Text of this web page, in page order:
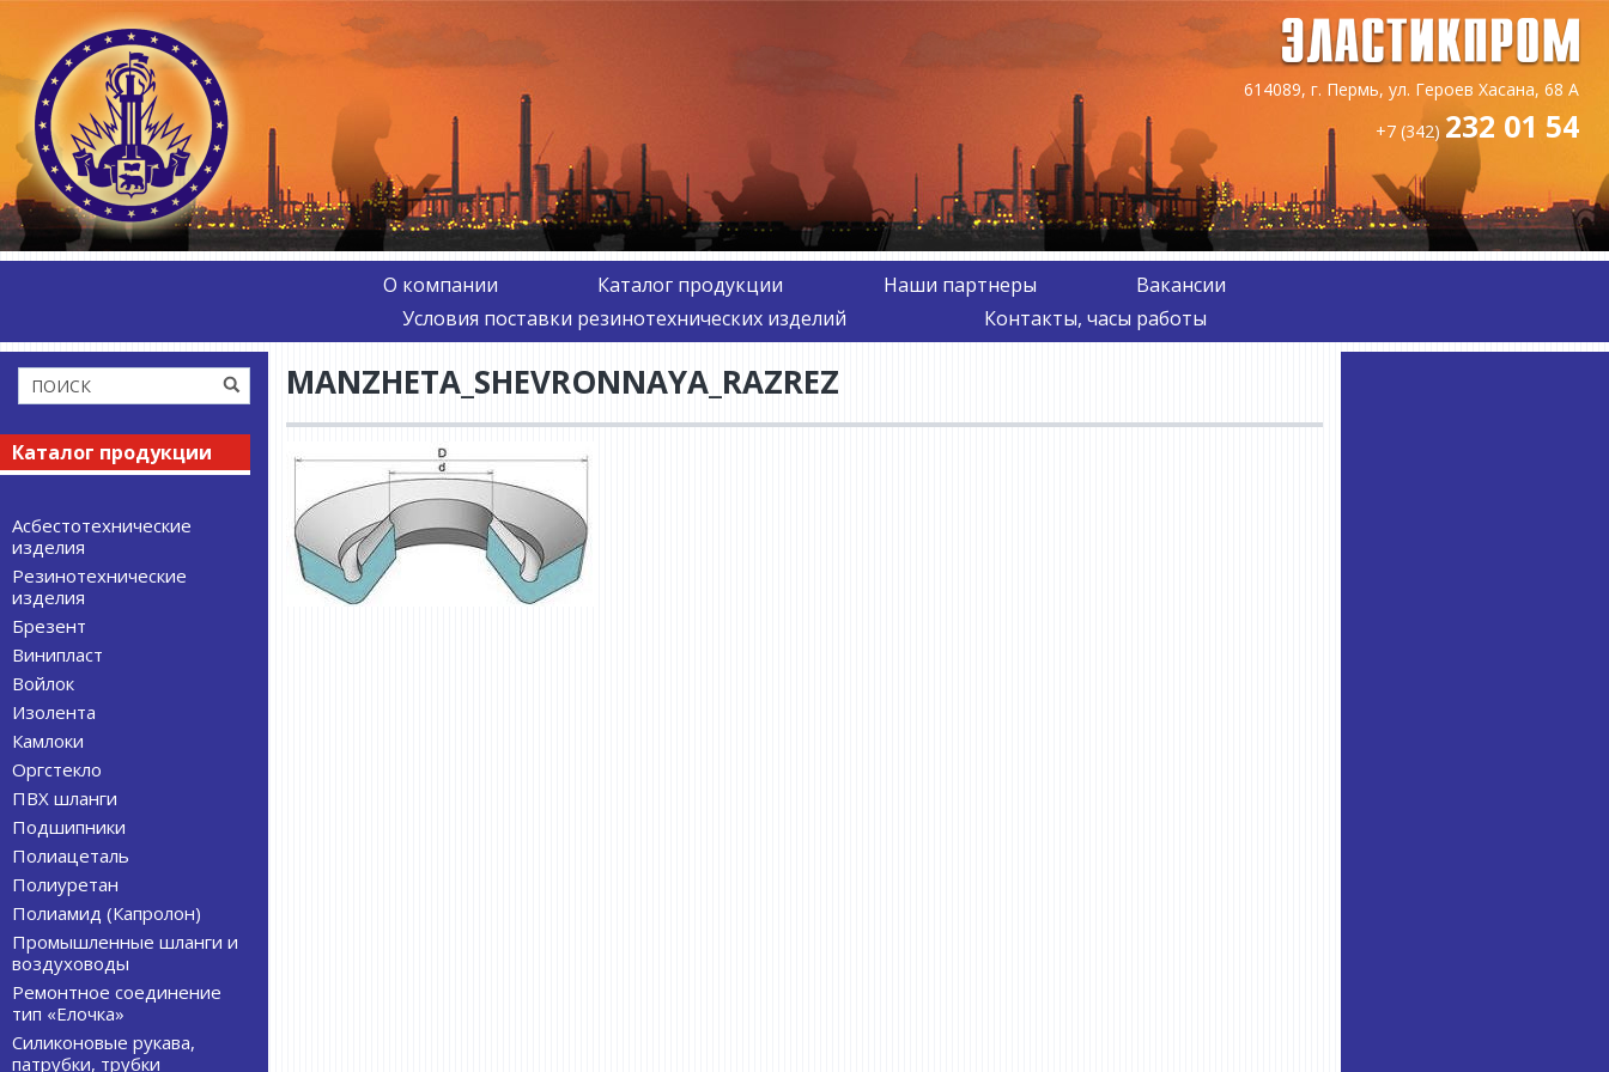
614089, г. Пермь, ул. Героев Хасана, 68 А
+7 (342) 232 01 54
О компании Каталог продукции Наши партнеры
Вакансии
Условия поставки резинотехнических изделий
Контакты, часы работы
Каталог продукции
Асбестотехнические
изделия
Резинотехнические
изделия
Брезент
Винипласт
Войлок
Изолента
Камлоки
Оргстекло
ПВХ шланги
Подшипники
Полиацеталь
Полиуретан
Полиамид (Капролон)
Промышленные шланги и
воздуховоды
Ремонтное соединение
тип «Елочка»
Силиконовые рукава,
патрубки, трубки
MANZHETA_SHEVRONNAYA_RAZREZ